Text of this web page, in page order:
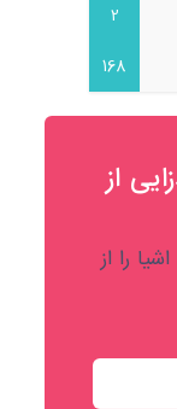
2
168
از
را از